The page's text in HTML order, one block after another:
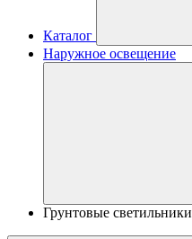
Каталог
Наружное освещение
Грунтовые светильники